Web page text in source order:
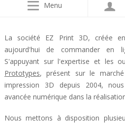
Menu
La société EZ Print 3D, créée
aujourd'hui de commander en
S'appuyant sur l'expertise et les
Prototypes, présent sur le
impression 3D depuis 2004,
avancée numérique dans la
Nous mettons à disposition